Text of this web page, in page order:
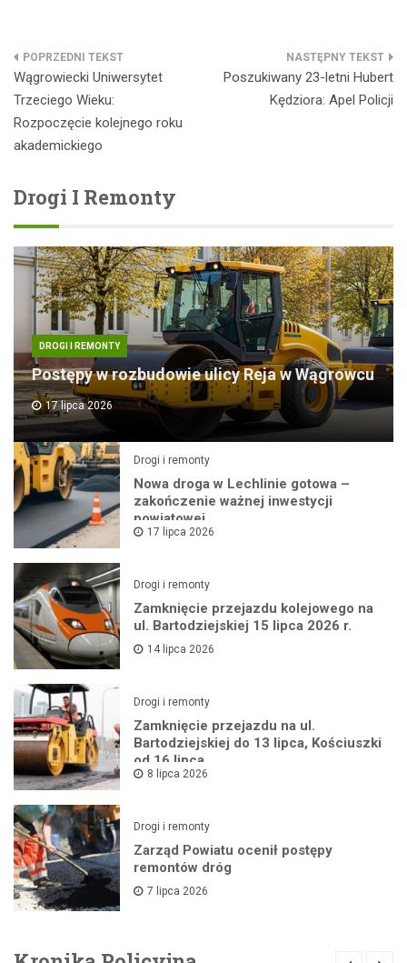
Nawigacja
wpisu
Wągrowiecki Uniwersytet
Trzeciego Wieku:
Rozpoczęcie kolejnego roku
akademickiego
Poszukiwany 23-letni Hubert
Kędziora: Apel Policji
Drogi I Remonty
DROGI I REMONTY
Postępy w rozbudowie ulicy Reja w Wągrowcu
17 lipca 2026
Drogi i remonty
Nowa droga w Lechlinie gotowa –
zakończenie ważnej inwestycji
powiatowej
17 lipca 2026
Drogi i remonty
Zamknięcie przejazdu kolejowego na
ul. Bartodziejskiej 15 lipca 2026 r.
14 lipca 2026
Drogi i remonty
Zamknięcie przejazdu na ul.
Bartodziejskiej do 13 lipca, Kościuszki
od 16 lipca
8 lipca 2026
Drogi i remonty
Zarząd Powiatu ocenił postępy
remontów dróg
7 lipca 2026